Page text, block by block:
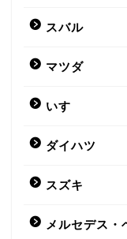
スバル
マツダ
いすゞ
ダイハツ
スズキ
メルセデス・